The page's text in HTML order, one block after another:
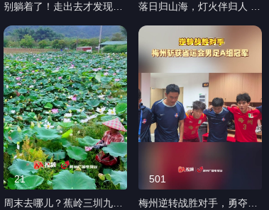
别躺着了！走出去才发现人
梅州#全民健身日
落日归山海，灯火伴归人 梅
归人的浪漫。#梅州#人间烟
火#城市记忆#梅江
21
周末去哪儿？蕉岭三圳九岭
501
梅州逆转战胜对手，勇夺冠